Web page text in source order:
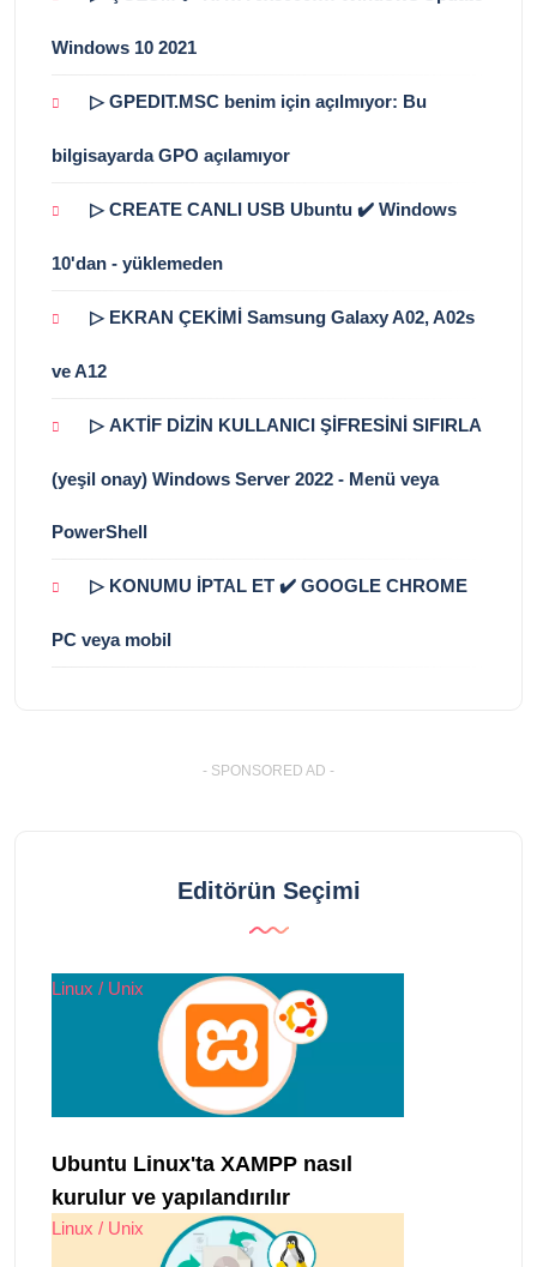
Windows 10 2021
▷ GPEDIT.MSC benim için açılmıyor: Bu
bilgisayarda GPO açılamıyor
▷ CREATE CANLI USB Ubuntu ✔️ Windows
10'dan - yüklemeden
▷ EKRAN ÇEKİMİ Samsung Galaxy A02, A02s
ve A12
▷ AKTİF DİZİN KULLANICI ŞİFRESİNİ SIFIRLA
(yeşil onay) Windows Server 2022 - Menü veya
PowerShell
▷ KONUMU İPTAL ET ✔️ GOOGLE CHROME
PC veya mobil
- SPONSORED AD -
Editörün Seçimi
Linux / Unix
Ubuntu Linux'ta XAMPP nasıl
kurulur ve yapılandırılır
Linux / Unix